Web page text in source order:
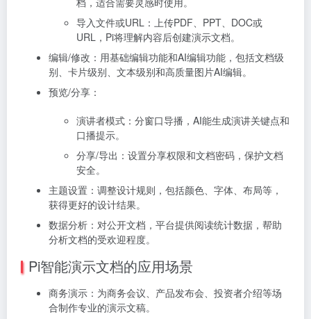
导入文件或URL：上传PDF、PPT、DOC或
URL，Pi将理解内容后创建演示文档。
编辑/修改： 用基础编辑功能和AI编辑功能，包括文档级
别、卡片级别、文本级别和高质量图片AI编辑。
预览/分享：
演讲者模式：分窗口导播，AI能生成演讲关键点和
口播提示。
分享/导出：设置分享权限和文档密码，保护文档
安全。
主题设置： 调整设计规则，包括颜色、字体、布局等，
获得更好的设计结果。
数据分析：对公开文档，平台提供阅读统计数据，帮助
分析文档的受欢迎程度。
Pi智能演示文档的应用场景
商务演示：为商务会议、产品发布会、投资者介绍等场
合制作专业的演示文稿。